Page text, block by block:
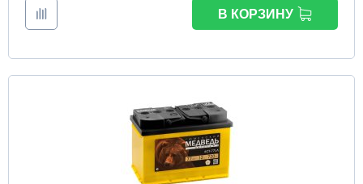
В КОРЗИНУ